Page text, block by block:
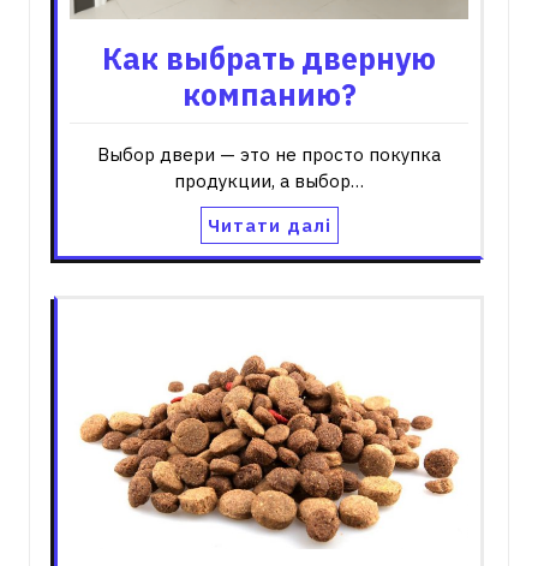
Как выбрать дверную
компанию?
Выбор двери — это не просто покупка
продукции, а выбор…
Читати далі